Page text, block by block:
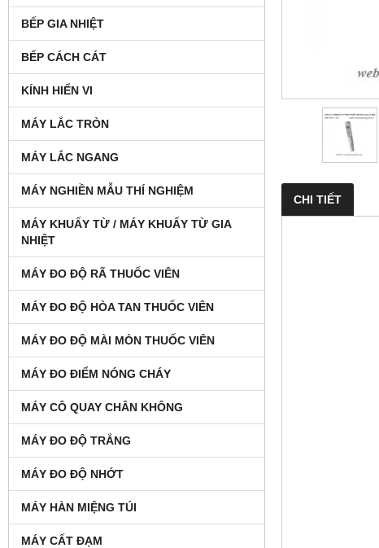
BẾP GIA NHIỆT
BẾP CÁCH CÁT
KÍNH HIỂN VI
MÁY LẮC TRÒN
MÁY LẮC NGANG
MÁY NGHIỀN MẪU THÍ NGHIỆM
MÁY KHUẤY TỪ / MÁY KHUẤY TỪ GIA
NHIỆT
MÁY ĐO ĐỘ RÃ THUỐC VIÊN
MÁY ĐO ĐỘ HÒA TAN THUỐC VIÊN
MÁY ĐO ĐỘ MÀI MÒN THUỐC VIÊN
MÁY ĐO ĐIỂM NÓNG CHÁY
MÁY CÔ QUAY CHÂN KHÔNG
MÁY ĐO ĐỘ TRẮNG
MÁY ĐO ĐỘ NHỚT
MÁY HÀN MIỆNG TÚI
MÁY CẤT ĐẠM
CHI TIẾT